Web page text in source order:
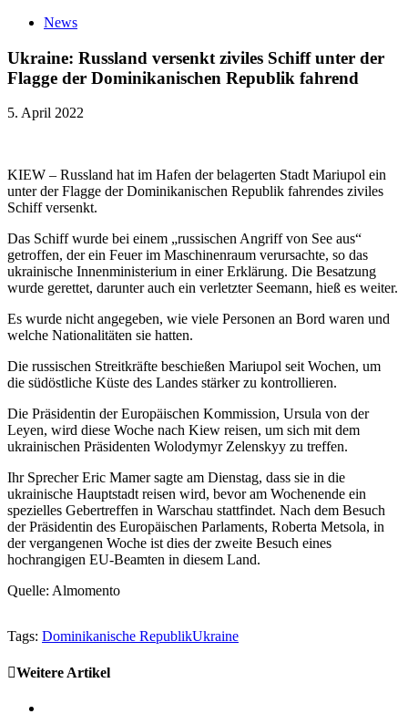
News
Ukraine: Russland versenkt ziviles Schiff unter der
Flagge der Dominikanischen Republik fahrend
5. April 2022
KIEW – Russland hat im Hafen der belagerten Stadt Mariupol ein
unter der Flagge der Dominikanischen Republik fahrendes ziviles
Schiff versenkt.
Das Schiff wurde bei einem „russischen Angriff von See aus“
getroffen, der ein Feuer im Maschinenraum verursachte, so das
ukrainische Innenministerium in einer Erklärung. Die Besatzung
wurde gerettet, darunter auch ein verletzter Seemann, hieß es weiter.
Es wurde nicht angegeben, wie viele Personen an Bord waren und
welche Nationalitäten sie hatten.
Die russischen Streitkräfte beschießen Mariupol seit Wochen, um
die südöstliche Küste des Landes stärker zu kontrollieren.
Die Präsidentin der Europäischen Kommission, Ursula von der
Leyen, wird diese Woche nach Kiew reisen, um sich mit dem
ukrainischen Präsidenten Wolodymyr Zelenskyy zu treffen.
Ihr Sprecher Eric Mamer sagte am Dienstag, dass sie in die
ukrainische Hauptstadt reisen wird, bevor am Wochenende ein
spezielles Gebertreffen in Warschau stattfindet. Nach dem Besuch
der Präsidentin des Europäischen Parlaments, Roberta Metsola, in
der vergangenen Woche ist dies der zweite Besuch eines
hochrangigen EU-Beamten in diesem Land.
Quelle: Almomento
Tags: Dominikanische RepublikUkraine
Weitere Artikel